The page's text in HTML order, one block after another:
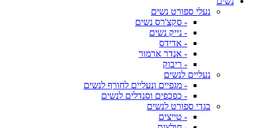
נעלי ספורט נשים
- סקצ'רס נשים
- נייק נשים
- אדידס
- אנדר ארמור
- ריבוק
נעליים לנשים
- מגפיים ונעליים לחורף לנשים
- כפכפים וסנדלים לנשים
בגדי ספורט לנשים
- טייצים